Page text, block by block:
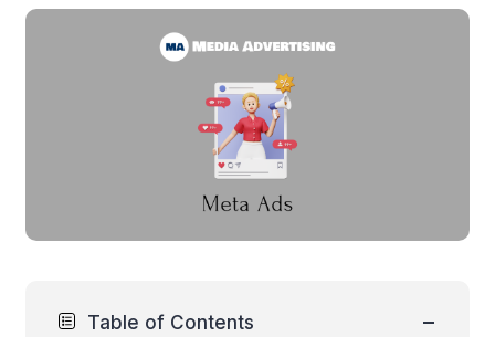
Table of Contents −